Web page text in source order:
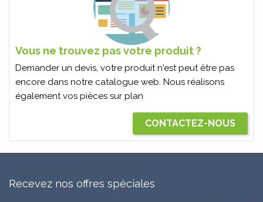
Vous ne trouvez pas votre produit ?
Demander un devis, votre produit n'est peut être pas
encore dans notre catalogue web. Nous réalisons
également vos pièces sur plan
CONTACTEZ-NOUS
Recevez nos offres spéciales